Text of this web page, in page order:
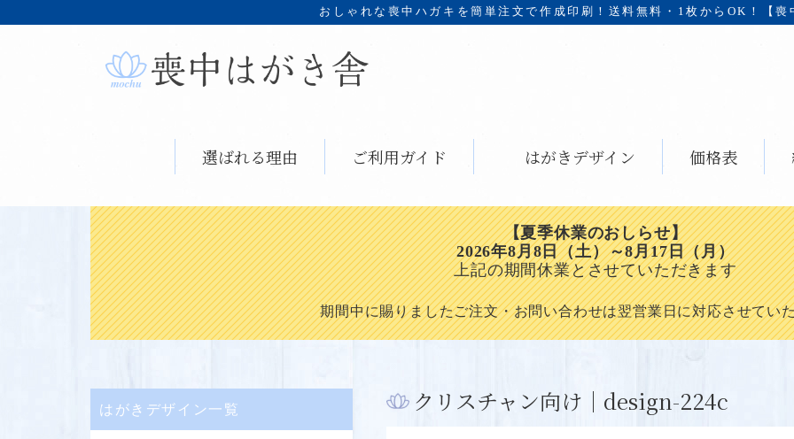
おしゃれな喪中ハガキを簡単注文で作成印刷！ 送料無料・1枚からOK！【喪
選ばれる理由 ご利用ガイド はがきデザイン 価格表
【夏季休業のおしらせ】
2026年8月8日（土）～8月17日（月）
上記の期間休業とさせていただきます
期間中に賜りましたご注文・お問い合わせは翌営業日に対応させてい
はがきデザイン一覧 クリスチャン向け｜design-224c